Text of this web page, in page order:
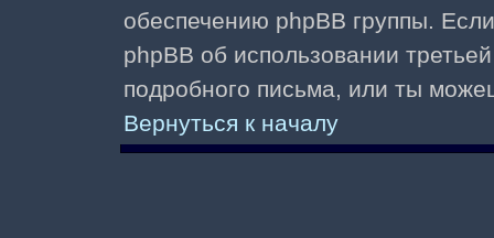
обеспечению phpBB группы.
phpBB об использовании
подробного письма, или ты
Вернуться к началу